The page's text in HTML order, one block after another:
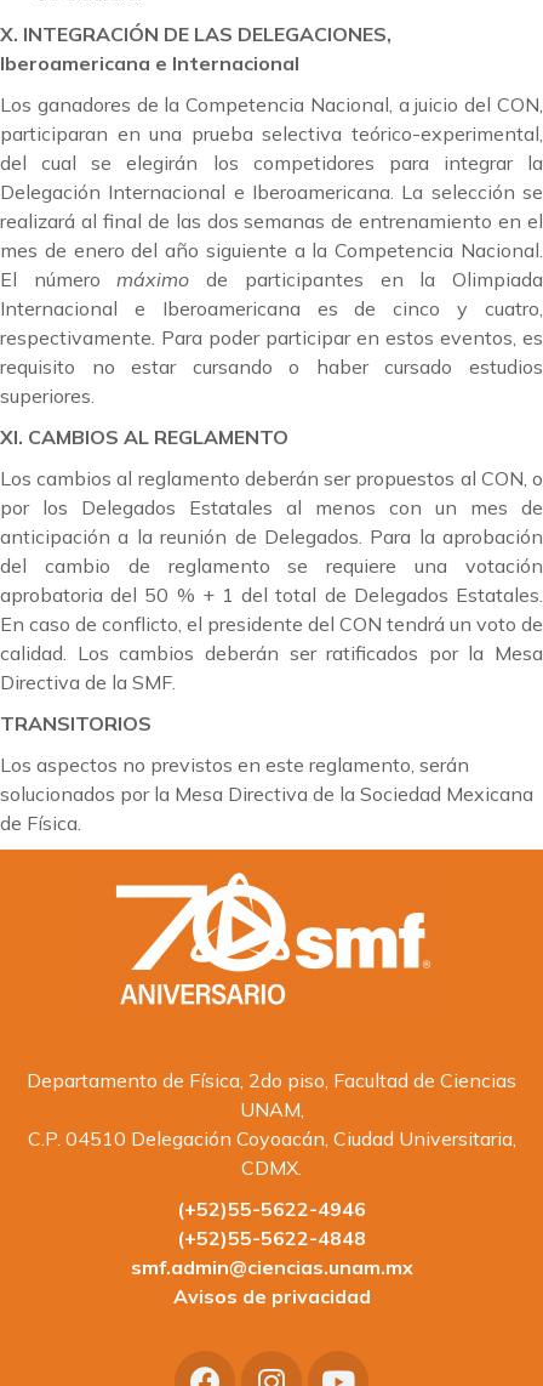
X. INTEGRACIÓN DE LAS DELEGACIONES,
Iberoamericana e Internacional
Los ganadores de la Competencia Nacional, a juicio del CON,
participaran en una prueba selectiva teórico-experimental,
del cual se elegirán los competidores para integrar la
Delegación Internacional e Iberoamericana. La selección se
realizará al final de las dos semanas de entrenamiento en el
mes de enero del año siguiente a la Competencia Nacional.
El númeromáximode participantes en la Olimpiada
Internacional e Iberoamericana es de cinco y cuatro,
respectivamente. Para poder participar en estos eventos, es
requisito no estar cursando o haber cursado estudios
superiores.
XI. CAMBIOS AL REGLAMENTO
Los cambios al reglamento deberán ser propuestos al CON, o
por los Delegados Estatales al menos con un mes de
anticipación a la reunión de Delegados. Para la aprobación
del cambio de reglamento se requiere una votación
aprobatoria del 50 % + 1 del total de Delegados Estatales.
En caso de conflicto, el presidente del CON tendrá un voto de
calidad. Los cambios deberán ser ratificados por la Mesa
Directiva de la SMF.
TRANSITORIOS
Los aspectos no previstos en este reglamento, serán
solucionados por la Mesa Directiva de la Sociedad Mexicana
de Física.
Departamento de Física, 2do piso, Facultad de Ciencias
UNAM,
C.P. 04510 Delegación Coyoacán, Ciudad Universitaria,
CDMX.
(+52)55-5622-4946
(+52)55-5622-4848
smf.admin@ciencias.unam.mx
Avisos de privacidad